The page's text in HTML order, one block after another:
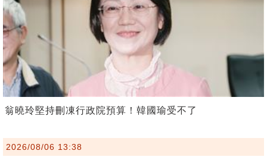
翁曉玲堅持刪凍行政院預算！韓國瑜受不了
2026/08/06 13:38